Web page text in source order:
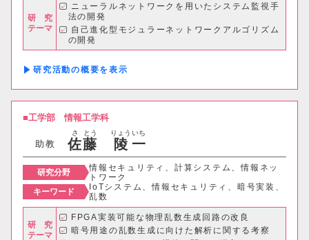
研 究
テーマ
ニューラルネットワークを用いたシステム監視手
法の開発
自己進化型モジュラーネットワークアルゴリズム
の開発
小規模ニッチ分野への情報通信技術の応用 な
ど
研究活動の概要
工学部情報工学科
助教 佐
さ
藤
とう
陵
りょう
一
いち
研究分野
情報セキュリティ、計算システム、情報ネッ
トワーク
キーワード
IoTシステム、情報セキュリティ、暗号実装、
乱数
研 究
テーマ
FPGA実装可能な物理乱数生成回路の改良
暗号用途の乱数生成に向けた解析に関する考察
電気電子システム学科
情報工学科
建築学科
情報理工学部
情報理工学科
生命科学部
生物科学科 医療技術学科